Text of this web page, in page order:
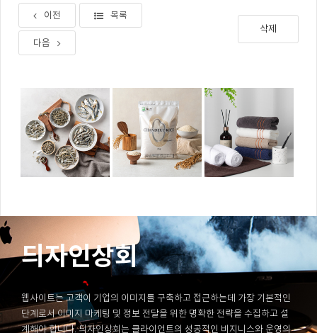
이전 목록
다음
삭제
듸자인상회
웹사이트는 고객이 기업의 이미지를 구축하고 접근하는데 가장 기본적인
단계로서 이미지 마케팅 및 정보 전달을 위한 명확한 전략을 수집하고 설
계해야 합니다. 듸자인상회는 클라이언트의 성공적인 비지니스와 운영의